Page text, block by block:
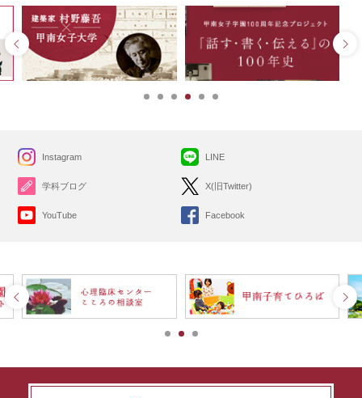
Instagram
学科ブログ
YouTube
LINE
X(旧Twitter)
Facebook